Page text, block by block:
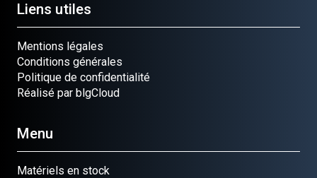
Liens utiles
Mentions légales
Conditions générales
Politique de confidentialité
Réalisé par blgCloud
Menu
Matériels en stock